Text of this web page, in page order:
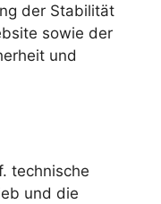
der Stabilität
sowie der
und
technische
und die